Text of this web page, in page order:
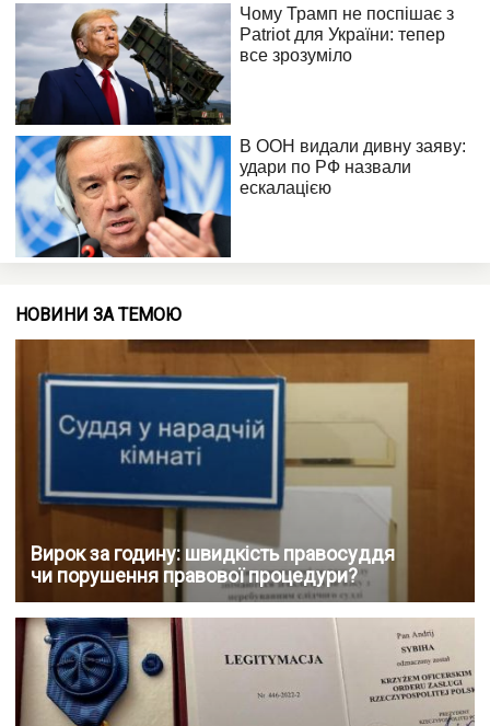
НОВИНИ ЗА ТЕМОЮ
Вирок за годину: швидкість правосуддя
чи порушення правової процедури?